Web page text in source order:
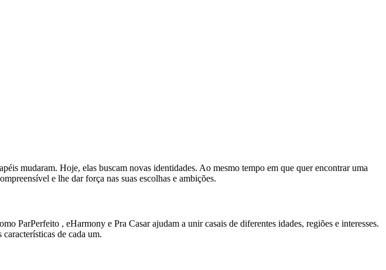
mudaram. Hoje, elas buscam novas identidades. Ao mesmo tempo em que quer encontrar uma
e lhe dar força nas suas escolhas e ambições.
ParPerfeito , eHarmony e Pra Casar ajudam a unir casais de diferentes idades, regiões e interesses.
de cada um.